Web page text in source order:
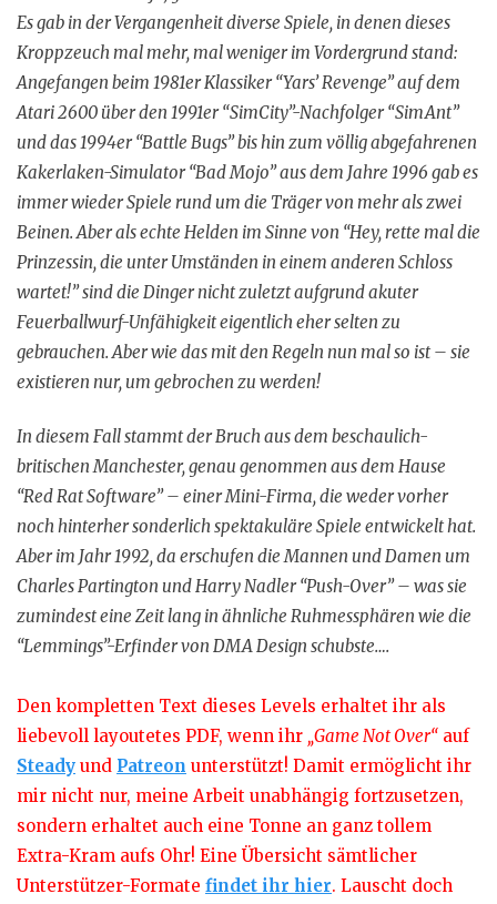
Es gab in der Vergangenheit diverse Spiele, in denen dieses
Kroppzeuch mal mehr, mal weniger im Vordergrund stand:
Angefangen beim 1981er Klassiker “Yars’ Revenge” auf dem
Atari 2600 über den 1991er “SimCity”-Nachfolger “SimAnt”
und das 1994er “Battle Bugs” bis hin zum völlig abgefahrenen
Kakerlaken-Simulator “Bad Mojo” aus dem Jahre 1996 gab es
immer wieder Spiele rund um die Träger von mehr als zwei
Beinen. Aber als echte Helden im Sinne von “Hey, rette mal die
Prinzessin, die unter Umständen in einem anderen Schloss
wartet!” sind die Dinger nicht zuletzt aufgrund akuter
Feuerballwurf-Unfähigkeit eigentlich eher selten zu
gebrauchen. Aber wie das mit den Regeln nun mal so ist – sie
existieren nur, um gebrochen zu werden!
In diesem Fall stammt der Bruch aus dem beschaulich-
britischen Manchester, genau genommen aus dem Hause
“Red Rat Software” – einer Mini-Firma, die weder vorher
noch hinterher sonderlich spektakuläre Spiele entwickelt hat.
Aber im Jahr 1992, da erschufen die Mannen und Damen um
Charles Partington und Harry Nadler “Push-Over” – was sie
zumindest eine Zeit lang in ähnliche Ruhmessphären wie die
“Lemmings”-Erfinder von DMA Design schubste….
Den kompletten Text dieses Levels erhaltet ihr als
liebevoll layoutetes PDF, wenn ihr „Game Not Over“ auf
Steady und Patreon unterstützt! Damit ermöglicht ihr
mir nicht nur, meine Arbeit unabhängig fortzusetzen,
sondern erhaltet auch eine Tonne an ganz tollem
Extra-Kram aufs Ohr! Eine Übersicht sämtlicher
Unterstützer-Formate findet ihr hier. Lauscht doch